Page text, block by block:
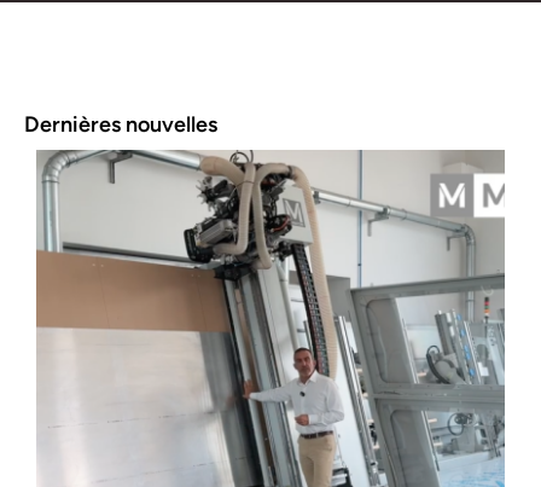
Dernières nouvelles